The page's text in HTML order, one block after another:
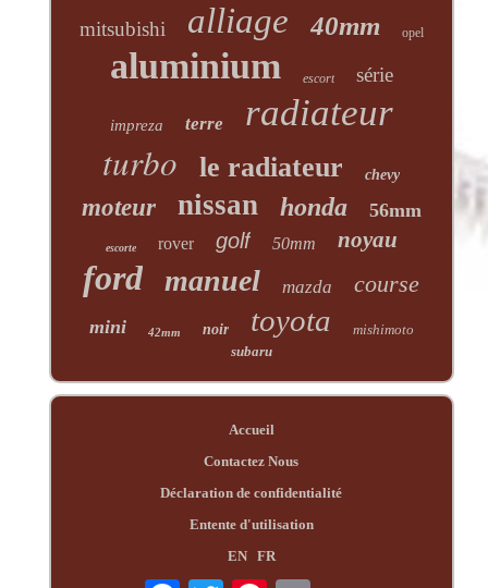
mitsubishi alliage 40mm opel
aluminium escort série
impreza terre radiateur
turbo le radiateur chevy
moteur nissan honda 56mm
escorte rover golf 50mm noyau
ford manuel mazda course
mini 42mm noir toyota
mishimoto
subaru
Accueil
Contactez Nous
Déclaration de confidentialité
Entente d'utilisation
EN
FR